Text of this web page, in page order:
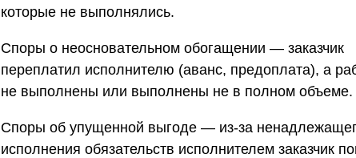
которые не выполнялись.
Споры о неосновательном обогащении — заказчик
переплатил исполнителю (аванс, предоплата), а
не выполнены или выполнены не в полном объеме.
Споры об упущенной выгоде — из-за
исполнения обязательств исполнителем заказчик